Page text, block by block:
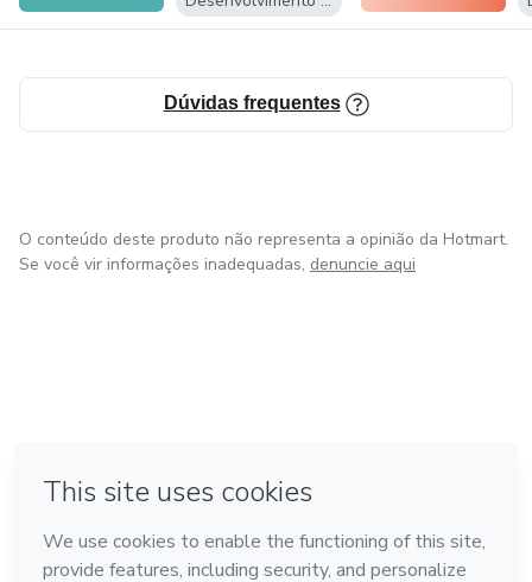
Dúvidas frequentes
O conteúdo deste produto não representa a opinião da Hotmart.
Se você vir informações inadequadas, denuncie aqui
Feito com ❤ em Amsterdam